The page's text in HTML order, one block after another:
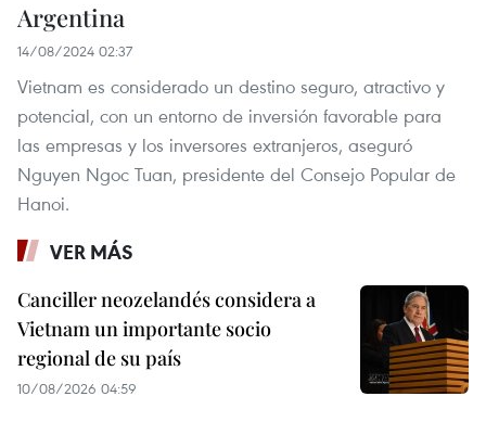
Argentina
14/08/2024 02:37
Vietnam es considerado un destino seguro, atractivo y
potencial, con un entorno de inversión favorable para
las empresas y los inversores extranjeros, aseguró
Nguyen Ngoc Tuan, presidente del Consejo Popular de
Hanoi.
VER MÁS
Canciller neozelandés considera a
Vietnam un importante socio
regional de su país
10/08/2026 04:59